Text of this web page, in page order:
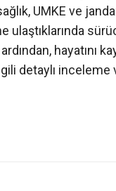
UMKE ve
ulaştıklarında
hayatını
detaylı inceleme